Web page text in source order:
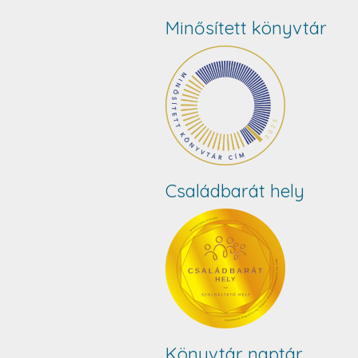
Minősített könyvtár
Családbarát hely